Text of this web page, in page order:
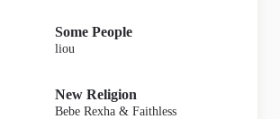
Some People
liou
New Religion
Bebe Rexha & Faithless